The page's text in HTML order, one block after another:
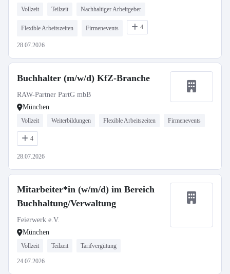
Vollzeit Teilzeit Nachhaltiger Arbeitgeber
Flexible Arbeitszeiten Firmenevents 4
28.07.2026
Buchhalter (m/w/d) KfZ-Branche
RAW-Partner PartG mbB
München
Vollzeit Weiterbildungen Flexible Arbeitszeiten Firmenevents
4
28.07.2026
Mitarbeiter*in (w/m/d) im Bereich
Buchhaltung/Verwaltung
Feierwerk e.V.
München
Vollzeit Teilzeit Tarifvergütung
24.07.2026